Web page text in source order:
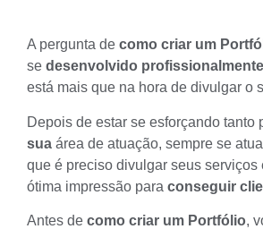
A pergunta de como criar um
se desenvolvido profissionalmente
está mais que na hora de divulgar o
Depois de estar se esforçando tanto
sua área de atuação, sempre se
que é preciso divulgar seus serviços
ótima impressão para conseguir
Antes de como criar um Portfólio,